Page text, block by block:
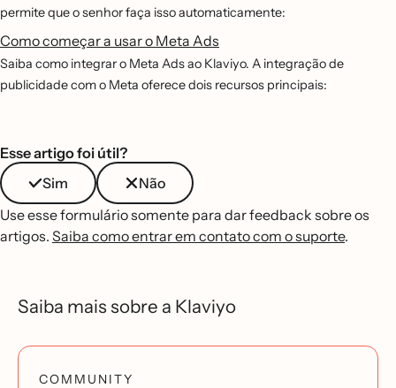
permite que o senhor faça isso automaticamente:
Como começar a usar o Meta Ads
Saiba como integrar o Meta Ads ao Klaviyo. A integração de
publicidade com o Meta oferece dois recursos principais:
Esse artigo foi útil?
Sim
Não
Use esse formulário somente para dar feedback sobre os
artigos. Saiba como entrar em contato com o suporte.
Saiba mais sobre a Klaviyo
COMMUNITY